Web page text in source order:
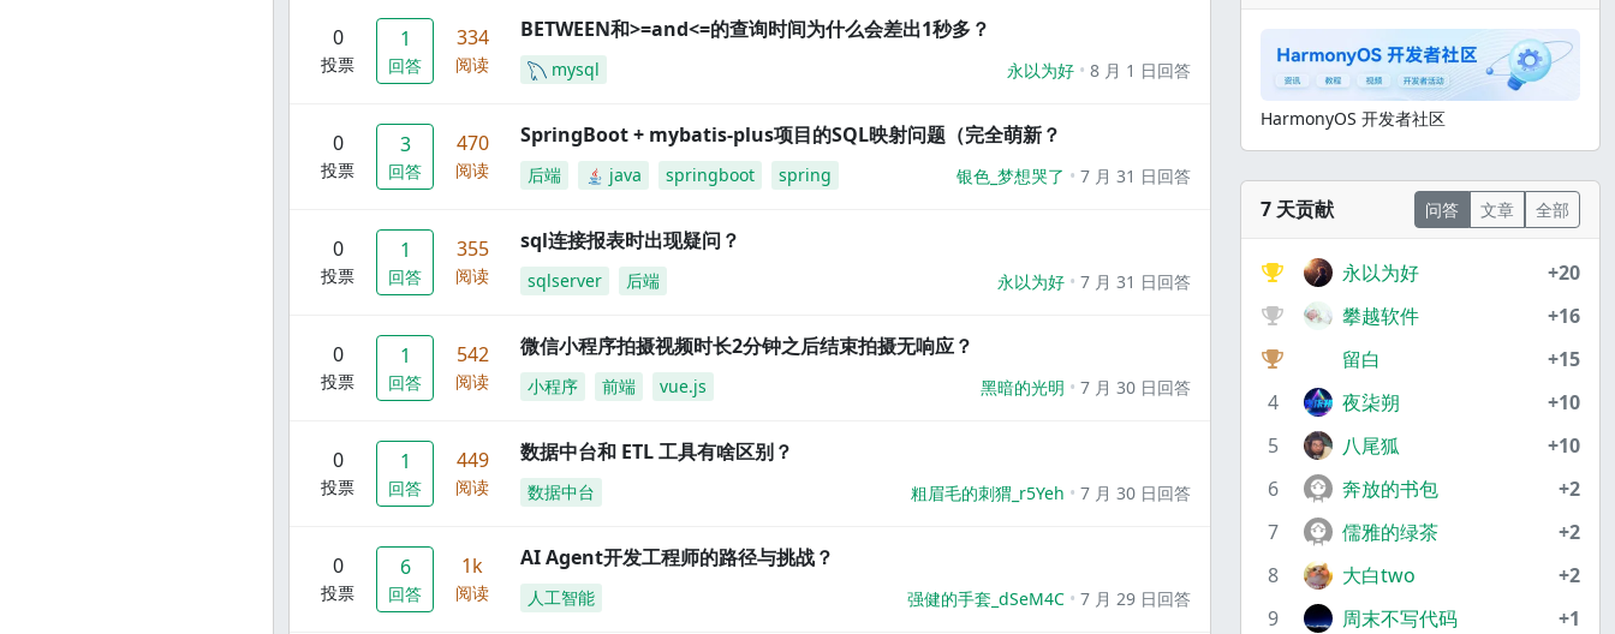
0
投票
1
回答
334
阅读
BETWEEN和>=and<=的查询时间为什么会差出1秒多？
mysql 永以为好 8 月 1 日回答
0
投票
3
回答
470
阅读
SpringBoot + mybatis-plus项目的SQL映射问题（完全萌新？
后端 java springboot spring 银色_梦想哭了 7 月 31 日回答
0
投票
1
回答
355
阅读
sql连接报表时出现疑问？
sqlserver 后端 永以为好 7 月 31 日回答
0
投票
1
回答
542
阅读
微信小程序拍摄视频时长2分钟之后结束拍摄无响应？
小程序 前端 vue.js 黑暗的光明 7 月 30 日回答
0
投票
1
回答
449
阅读
数据中台和 ETL 工具有啥区别？
数据中台 粗眉毛的刺猬_r5Yeh 7 月 30 日回答
0
投票
6
回答
1k
阅读
AI Agent开发工程师的路径与挑战？
人工智能 强健的手套_dSeM4C 7 月 29 日回答
HarmonyOS 开发者社区
7 天贡献 问答 文章 全部
永以为好
+20
攀越软件
+16
留白
+15
4
夜柒朔
+10
5
八尾狐
+10
6
奔放的书包
+2
7
儒雅的绿茶
+2
8
大白two
+2
9
周末不写代码
+1